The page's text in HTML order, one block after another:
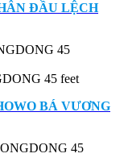
ĐẦU LỆCH
45 feet
BÁ VƯƠNG